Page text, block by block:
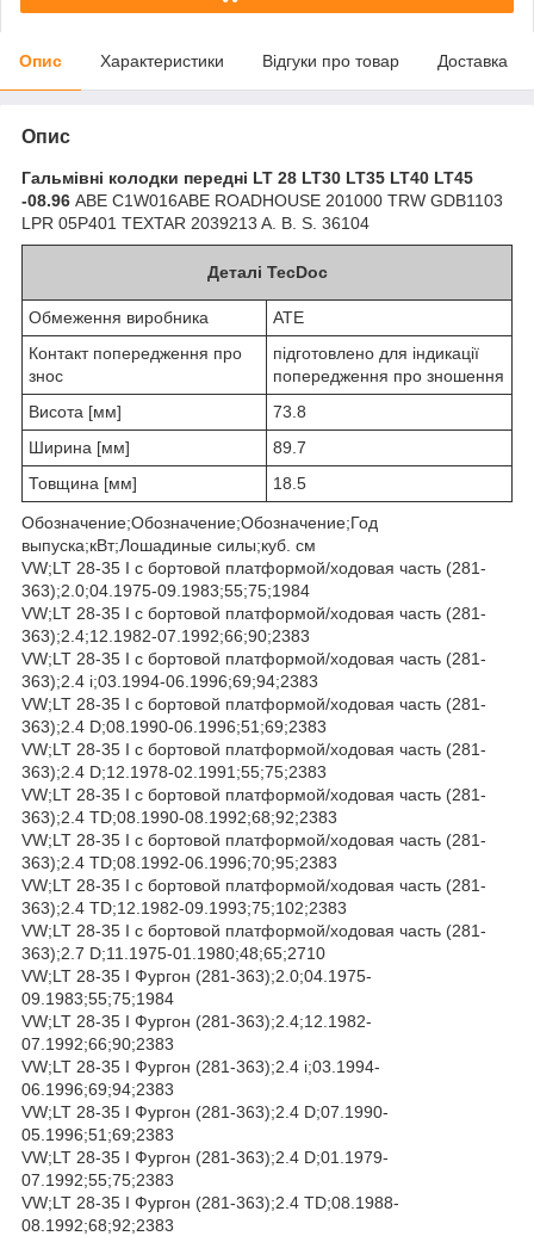
Опис Характеристики Відгуки про товар Доставка
Опис
Гальмівні колодки передні LT 28 LT30 LT35 LT40 LT45
-08.96 ABE C1W016ABE ROADHOUSE 201000 TRW GDB1103
LPR 05P401 TEXTAR 2039213 A. B. S. 36104
Деталі TecDoc
Обмеження виробника
ATE
Контакт попередження про
знос
підготовлено для індикації
попередження про зношення
Висота [мм]
73.8
Ширина [мм]
89.7
Товщина [мм]
18.5
Обозначение;Обозначение;Обозначение;Год
выпуска;кВт;Лошадиные силы;куб. см
VW;LT 28-35 I c бортовой платформой/ходовая часть (281-
363);2.0;04.1975-09.1983;55;75;1984
VW;LT 28-35 I c бортовой платформой/ходовая часть (281-
363);2.4;12.1982-07.1992;66;90;2383
VW;LT 28-35 I c бортовой платформой/ходовая часть (281-
363);2.4 i;03.1994-06.1996;69;94;2383
VW;LT 28-35 I c бортовой платформой/ходовая часть (281-
363);2.4 D;08.1990-06.1996;51;69;2383
VW;LT 28-35 I c бортовой платформой/ходовая часть (281-
363);2.4 D;12.1978-02.1991;55;75;2383
VW;LT 28-35 I c бортовой платформой/ходовая часть (281-
363);2.4 TD;08.1990-08.1992;68;92;2383
VW;LT 28-35 I c бортовой платформой/ходовая часть (281-
363);2.4 TD;08.1992-06.1996;70;95;2383
VW;LT 28-35 I c бортовой платформой/ходовая часть (281-
363);2.4 TD;12.1982-09.1993;75;102;2383
VW;LT 28-35 I c бортовой платформой/ходовая часть (281-
363);2.7 D;11.1975-01.1980;48;65;2710
VW;LT 28-35 I Фургон (281-363);2.0;04.1975-
09.1983;55;75;1984
VW;LT 28-35 I Фургон (281-363);2.4;12.1982-
07.1992;66;90;2383
VW;LT 28-35 I Фургон (281-363);2.4 i;03.1994-
06.1996;69;94;2383
VW;LT 28-35 I Фургон (281-363);2.4 D;07.1990-
05.1996;51;69;2383
VW;LT 28-35 I Фургон (281-363);2.4 D;01.1979-
07.1992;55;75;2383
VW;LT 28-35 I Фургон (281-363);2.4 TD;08.1988-
08.1992;68;92;2383